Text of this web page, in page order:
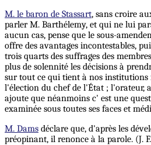
M. le baron de Stassart, sans croire
parler M. Barthélemy, et qui ne lui
aucun cas, pense que le sous-
offre des avantages incontestables,
trois quarts des suffrages des
plus de solennité les décisions à
sur tout ce qui tient à nos institutions
l'élection du chef de l'État ; l'orateur,
ajoute que néanmoins c' est une
examinée sous toutes ses faces et
M. Dams déclare que, d'après les
préopinant, il renonce à la parole. (J.